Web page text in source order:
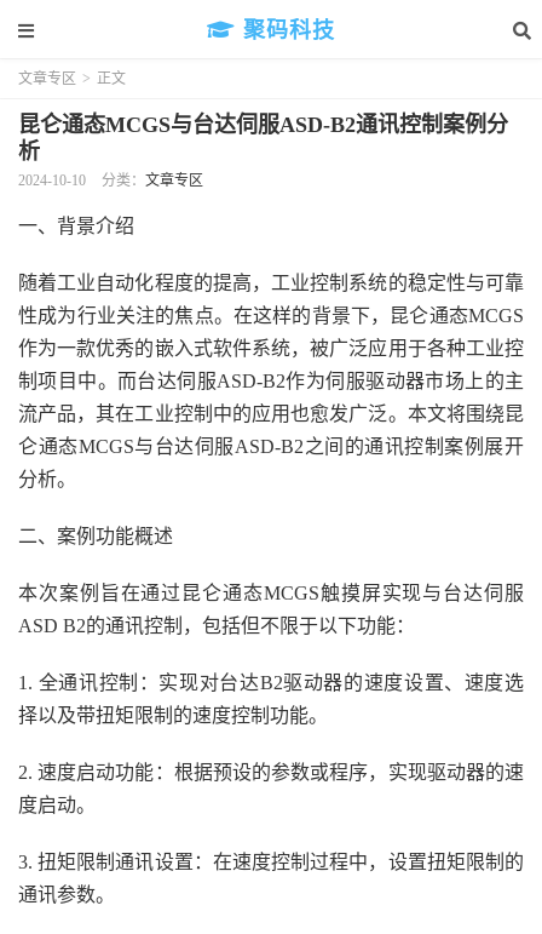
聚码科技
文章专区 > 正文
昆仑通态MCGS与台达伺服ASD-B2通讯控制案例分
析
2024-10-10 分类： 文章专区
一、背景介绍
随着工业自动化程度的提高，工业控制系统的稳定性与可靠
性成为行业关注的焦点。在这样的背景下，昆仑通态MCGS
作为一款优秀的嵌入式软件系统，被广泛应用于各种工业控
制项目中。而台达伺服ASD-B2作为伺服驱动器市场上的主
流产品，其在工业控制中的应用也愈发广泛。本文将围绕昆
仑通态MCGS与台达伺服ASD-B2之间的通讯控制案例展开
分析。
二、案例功能概述
本次案例旨在通过昆仑通态MCGS触摸屏实现与台达伺服
ASD B2的通讯控制，包括但不限于以下功能：
1. 全通讯控制：实现对台达B2驱动器的速度设置、速度选
择以及带扭矩限制的速度控制功能。
2. 速度启动功能：根据预设的参数或程序，实现驱动器的速
度启动。
3. 扭矩限制通讯设置：在速度控制过程中，设置扭矩限制的
通讯参数。